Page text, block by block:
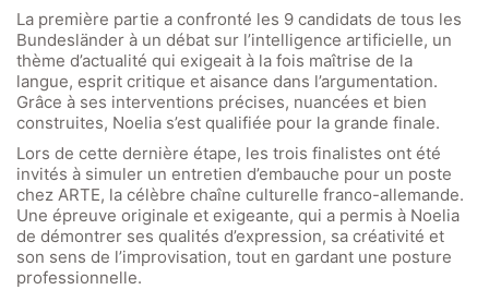
La première partie a confronté les 9 candidats de tous les
Bundesländer à un débat sur l’intelligence artificielle, un
thème d’actualité qui exigeait à la fois maîtrise de la
langue, esprit critique et aisance dans l’argumentation.
Grâce à ses interventions précises, nuancées et bien
construites, Noelia s’est qualifiée pour la grande finale.
Lors de cette dernière étape, les trois finalistes ont été
invités à simuler un entretien d’embauche pour un poste
chez ARTE, la célèbre chaîne culturelle franco-allemande.
Une épreuve originale et exigeante, qui a permis à Noelia
de démontrer ses qualités d’expression, sa créativité et
son sens de l’improvisation, tout en gardant une posture
professionnelle.
Quick Links
Webuntis
Bildungsportal
Online Library Catalogue
GIBS Alumni
General Data Protection Regulation